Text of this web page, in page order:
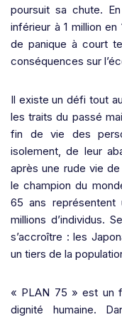
poursuit sa chute.
inférieur à 1 million
de panique à court
conséquences sur
Il existe un défi tout
les traits du passé
fin de vie des
isolement, de leur
après une rude vie
le champion du
65 ans représentent
millions d’individus.
s’accroître : les
un tiers de la
« PLAN 75 » est un
dignité humaine.